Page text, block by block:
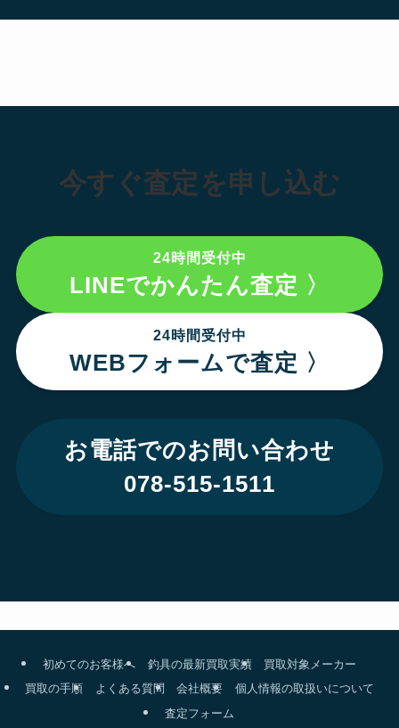
今すぐ査定を申し込む
24時間受付中
LINEでかんたん査定 〉
24時間受付中
WEBフォームで査定 〉
お電話でのお問い合わせ
078-515-1511
初めてのお客様へ 釣具の最新買取実績
買取対象メーカー
買取の手順
よくある質問 会社概要
個人情報の取扱いについて
査定フォーム